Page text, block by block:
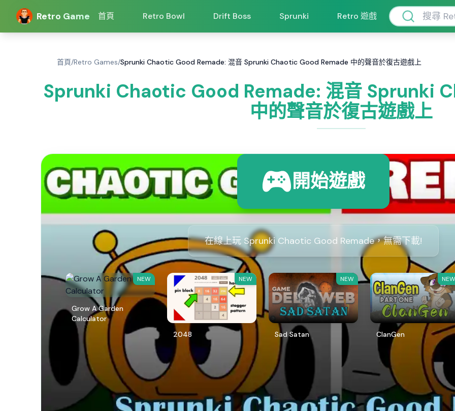
Retro Game 首頁 Retro Bowl Drift Boss Sprunki Retro 遊戲
首頁/Retro Games/Sprunki Chaotic Good Remade: 混音 Sprunki Chaotic Good Remade 中的聲音於復古遊戲上
Sprunki Chaotic Good Remade: 混音 Sprunki
中的聲音於復古遊戲上
開始遊戲
在線上玩 Sprunki Chaotic Good Remade，無需下載!
NEW
Grow A Garden
Calculator
NEW
2048
NEW
Sad Satan
NEW
ClanGen